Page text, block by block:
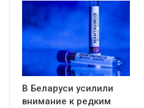
В Беларуси усилили
внимание к редким